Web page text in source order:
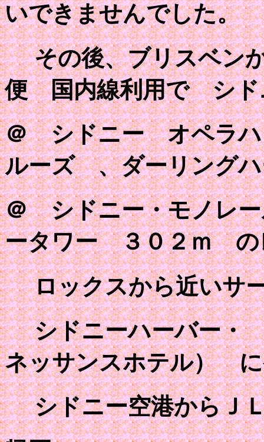
いできませ
その後、ブリスベン
便 国内線利用で シド
＠ シドニー オペラ
ルーズ 、ダーリング
＠ シドニー・モノレ
ータワー ３０２ｍ の
ロックスから近いサ
シドニーハーバー・
ネッサンスホテル）
シドニー空港からＪＬ